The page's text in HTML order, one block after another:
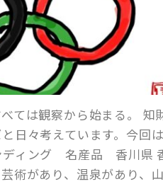
ては観察から始まる。 知
日々考えています。今回
ィング 名産品 香川県
術があり、温泉があり、